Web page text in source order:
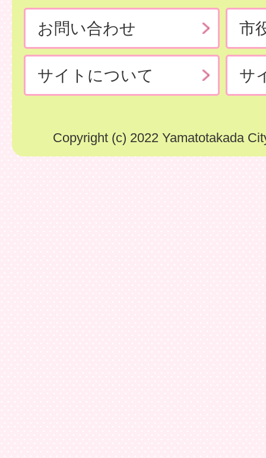
お問い合わせ 市
サイトについて サ
Copyright (c) 2022 Yamatotakada